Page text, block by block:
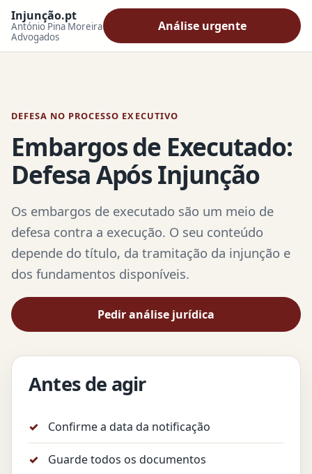
Injunção.pt
António Pina Moreira
Advogados
Análise urgente
DEFESA NO PROCESSO EXECUTIVO
Embargos de Executado:
Defesa Após Injunção
Os embargos de executado são um meio de
defesa contra a execução. O seu conteúdo
depende do título, da tramitação da injunção e
dos fundamentos disponíveis.
Pedir análise jurídica
Antes de agir
Confirme a data da notificação
Guarde todos os documentos